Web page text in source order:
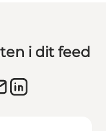
i dit feed